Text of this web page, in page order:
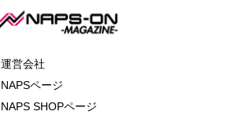
運営会社
NAPSページ
NAPS SHOPページ